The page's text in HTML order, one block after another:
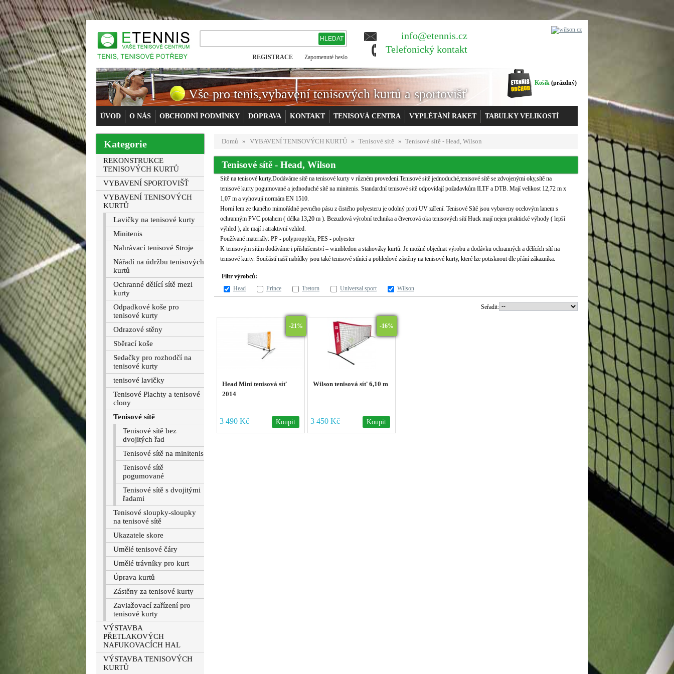
info@etennis.cz
Telefonický kontakt
REGISTRACE Zapomenuté heslo
Košík (prázdný)
ÚVOD O NÁS OBCHODNÍ PODMÍNKY DOPRAVA KONTAKT TENISOVÁ CENTRA VYPLÉTÁNÍ RAKET TABULKY VELIKOSTÍ
Vše pro tenis,vybavení tenisových kurtů a sportovišť
Kategorie
REKONSTRUKCE
TENISOVÝCH KURTŮ
VYBAVENÍ SPORTOVIŠŤ
VYBAVENÍ TENISOVÝCH
KURTŮ
Lavičky na tenisové kurty
Minitenis
Nahrávací tenisové Stroje
Nářadí na údržbu tenisových
kurtů
Ochranné dělící sítě mezi
kurty
Odpadkové koše pro
tenisové kurty
Odrazové stěny
Sběrací koše
Sedačky pro rozhodčí na
tenisové kurty
tenisové lavičky
Tenisové Plachty a tenisové
clony
Tenisové sítě
Tenisové sítě bez
dvojitých řad
Tenisové sítě na minitenis
Tenisové sítě
pogumované
Tenisové sítě s dvojitými
řadami
Tenisové sloupky-sloupky
na tenisové sítě
Ukazatele skore
Umělé tenisové čáry
Umělé trávníky pro kurt
Úprava kurtů
Zástěny za tenisové kurty
Zavlažovací zařízení pro
tenisové kurty
VÝSTAVBA
PŘETLAKOVÝCH
NAFUKOVACÍCH HAL
VÝSTAVBA TENISOVÝCH
KURTŮ
Domů » VYBAVENÍ TENISOVÝCH KURTŮ » Tenisové sítě » Tenisové sítě - Head, Wilson
Tenisové sítě - Head, Wilson
Sítě na tenisové kurty.Dodáváme sítě na tenisové kurty v různém provedení.Tenisové sítě jednoduché,tenisové sítě se zdvojenými oky,sítě na
tenisové kurty pogumované a jednoduché sítě na minitenis. Standardní tenisové sítě odpovídají požadavkům ILTF a DTB. Mají velikost 12,72 m x
1,07 m a vyhovují normám EN 1510.
Horní lem ze tkaného mimořádně pevného pásu z čistého polyesteru je odolný proti UV záření. Tenisové Sítě jsou vybaveny ocelovým lanem s
ochranným PVC potahem ( délka 13,20 m ). Bezuzlová výrobní technika a čtvercová oka tenisových sítí Huck mají nejen praktické výhody ( lepší
výhled ), ale mají i atraktivní vzhled.
Používané materiály: PP - polypropylén, PES - polyester
K tenisovým sítím dodáváme i příslušenství – wimbledon a stahováky kurtů. Je možné objednat výrobu a dodávku ochranných a dělících sítí na
tenisové kurty. Součástí naší nabídky jsou také tenisové stínící a pohledové zástěny na tenisové kurty, které lze potisknout dle přání zákazníka.
Filtr výrobců:
Head
Prince Tretorn Universal sport Wilson
Seřadit:
-21%
Head Mini tenisová síť
2014
3 490 Kč Koupit
-16%
Wilson tenisová síť 6,10 m
3 450 Kč Koupit